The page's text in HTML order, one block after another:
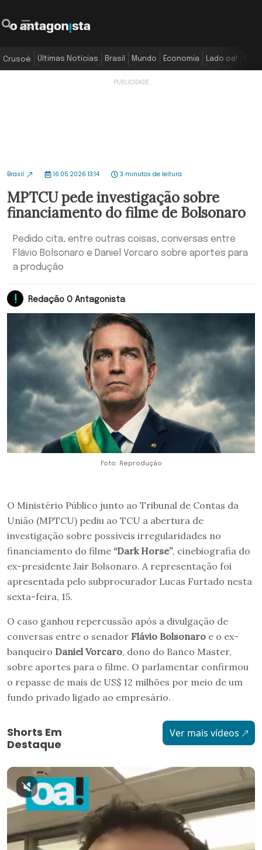
Crusoé Últimas Notícias Brasil Mundo Economia Lado oa!
Brasil 16.05.2026 13:14 3 minutos de leitura
MPTCU pede investigação sobre
financiamento do filme de Bolsonaro
Pedido cita, entre outras coisas, conversas entre
Flávio Bolsonaro e Daniel Vorcaro sobre aportes para
a produção
Redação O Antagonista
Foto: Reprodução
O Ministério Público junto ao Tribunal de Contas da
União (MPTCU) pediu ao TCU a abertura de
investigação sobre possíveis irregularidades no
financiamento do filme “Dark Horse”, cinebiografia do
ex-presidente Jair Bolsonaro. A representação foi
apresentada pelo subprocurador Lucas Furtado nesta
sexta-feira, 15.
O caso ganhou repercussão após a divulgação de
conversas entre o senador Flávio Bolsonaro e o ex-
banqueiro Daniel Vorcaro, dono do Banco Master,
sobre aportes para o filme. O parlamentar confirmou
o repasse de mais de US$ 12 milhões por meio de um
fundo privado ligado ao empresário.
Shorts Em
Destaque
Ver mais vídeos